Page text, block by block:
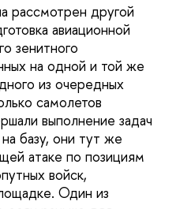
рассмотрен другой
авиационной
зенитного
на одной и той же
из очередных
самолетов
выполнение задач
базу, они тут же
атаке по позициям
войск,
Один из